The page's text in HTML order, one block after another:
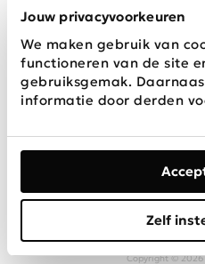
Jouw privacyvoorkeuren
We maken gebruik van
functioneren van de site
gebruiksgemak.
informatie door derden
Zelf
Wij zijn Schijvens mode
Copyright © 2026
Algemene